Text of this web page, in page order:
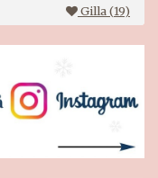
Gilla (19)